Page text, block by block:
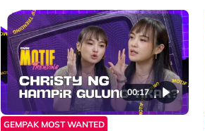
00:17
GEMPAK MOST WANTED